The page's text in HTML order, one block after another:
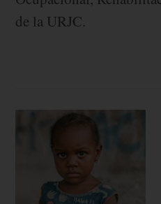
de la URJC.